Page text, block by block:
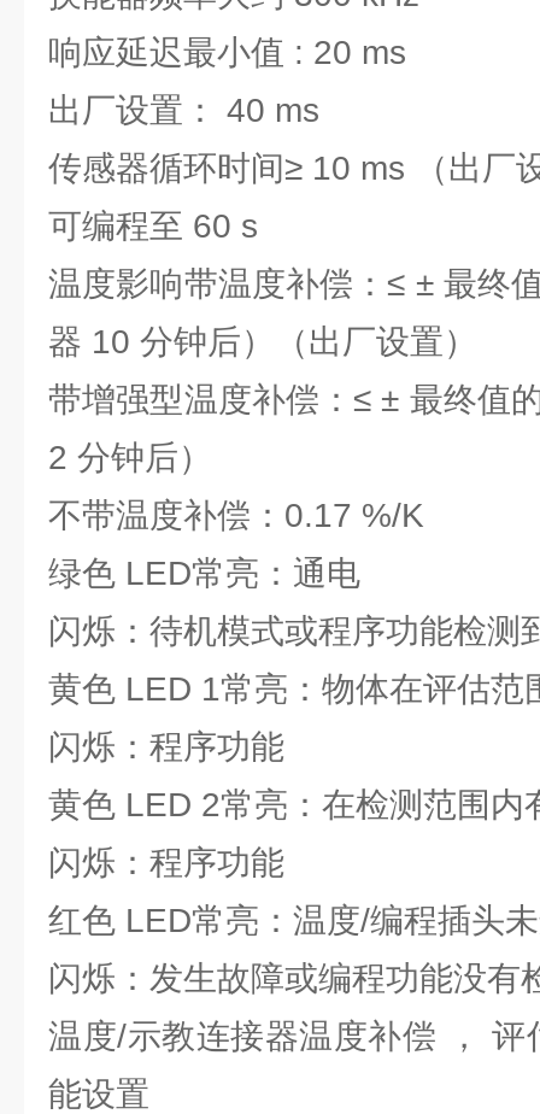
响应延迟最小值 : 20 ms
出厂设置： 40 ms
传感器循环时间≥ 10 ms （出厂
可编程至 60 s
温度影响带温度补偿：≤ ± 最终
器 10 分钟后）（出厂设置）
带增强型温度补偿：≤ ± 最终值
2 分钟后）
不带温度补偿：0.17 %/K
绿色 LED常亮：通电
闪烁：待机模式或程序功能检测
黄色 LED 1常亮：物体在评估范
闪烁：程序功能
黄色 LED 2常亮：在检测范围内
闪烁：程序功能
红色 LED常亮：温度/编程插头
闪烁：发生故障或编程功能没有
温度/示教连接器温度补偿 ，
能设置